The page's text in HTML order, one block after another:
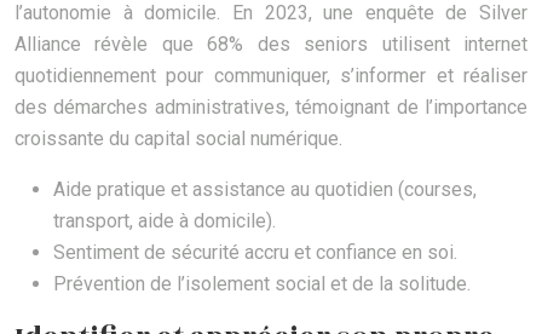
l’autonomie à domicile. En 2023, une enquête de Silver
Alliance révèle que 68% des seniors utilisent internet
quotidiennement pour communiquer, s’informer et réaliser
des démarches administratives, témoignant de l’importance
croissante du capital social numérique.
Aide pratique et assistance au quotidien (courses,
transport, aide à domicile).
Sentiment de sécurité accru et confiance en soi.
Prévention de l’isolement social et de la solitude.